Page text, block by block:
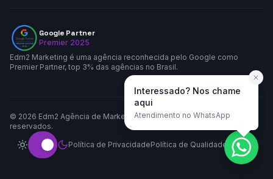
Interessado? Nos chame
aqui
Atendimento no WhatsApp
Google Partner
Premier 2025
Edm2 Marketing é uma agência reconhecida pelo Google como
Premier Partner, top 3% das agências no Brasil.
© 2026 Edm2 Agência de Marketing LTDA. Todos os direitos
reservados.
Política de PrivacidadePolítica de Qualidade Contato